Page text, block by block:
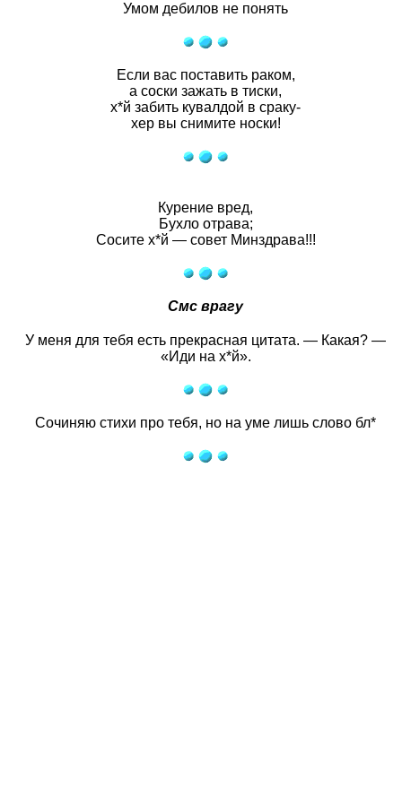
Умом дебилов не понять
Если вас поставить раком,
а соски зажать в тиски,
х*й забить кувалдой в сраку-
хер вы снимите носки!
Курение вред,
Бухло отрава;
Сосите х*й — совет Минздрава!!!
Смс врагу
У меня для тебя есть прекрасная цитата. — Какая? —
«Иди на х*й».
Сочиняю стихи про тебя, но на уме лишь слово бл*